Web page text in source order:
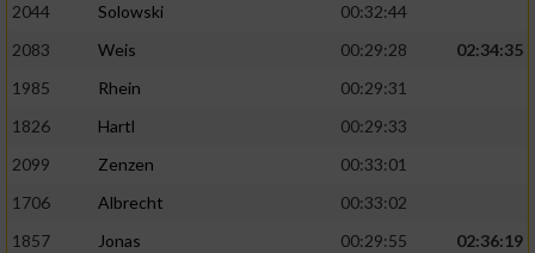
2044
Solowski
00:32:44
2083
Weis 00:29:28
02:34:35
1985
Rhein
00:29:31
1826
Hartl
00:29:33
2099
Zenzen
00:33:01
1706
Albrecht
00:33:02
1857
Jonas 00:29:55
02:36:19
Verwendung reduzierter Daten zur Auswahl
von Inhalten
IAB-Besonderheiten:
Verwendung genauer Standortdaten
Geräte anhand von aktiv angeforderten